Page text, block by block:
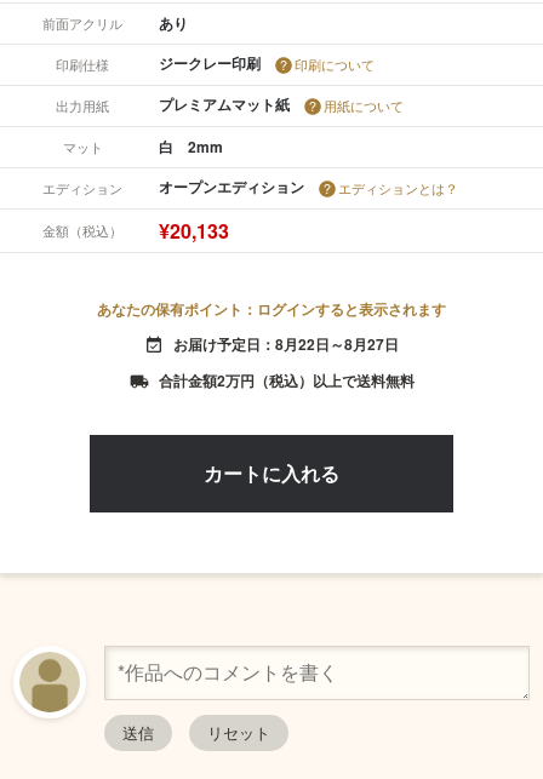
前面アクリル あり
印刷仕様 ジークレー印刷 印刷について
出力用紙 プレミアムマット紙 用紙について
マット 白 2mm
エディション オープンエディション エディションとは？
金額（税込） ¥20,133
あなたの保有ポイント：ログインすると表示されます
event_available お届け予定日：8月22日～8月27日
local_shipping 合計金額2万円（税込）以上で送料無料